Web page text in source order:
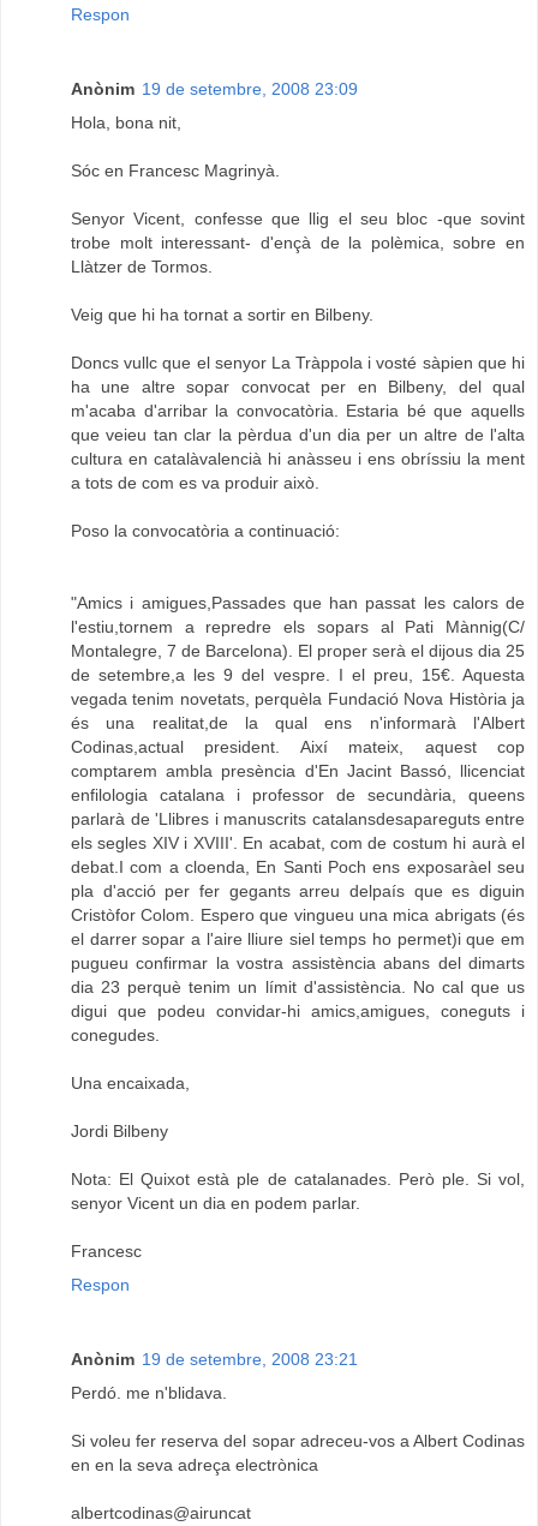
Respon
Anònim 19 de setembre, 2008 23:09
Hola, bona nit,
Sóc en Francesc Magrinyà.
Senyor Vicent, confesse que llig el seu bloc -que sovint
trobe molt interessant- d'ençà de la polèmica, sobre en
Llàtzer de Tormos.
Veig que hi ha tornat a sortir en Bilbeny.
Doncs vullc que el senyor La Tràppola i vosté sàpien que hi
ha une altre sopar convocat per en Bilbeny, del qual
m'acaba d'arribar la convocatòria. Estaria bé que aquells
que veieu tan clar la pèrdua d'un dia per un altre de l'alta
cultura en catalàvalencià hi anàsseu i ens obríssiu la ment
a tots de com es va produir això.
Poso la convocatòria a continuació:
"Amics i amigues,Passades que han passat les calors de
l'estiu,tornem a repredre els sopars al Pati Mànnig(C/
Montalegre, 7 de Barcelona). El proper serà el dijous dia 25
de setembre,a les 9 del vespre. I el preu, 15€. Aquesta
vegada tenim novetats, perquèla Fundació Nova Història ja
és una realitat,de la qual ens n'informarà l'Albert
Codinas,actual president. Així mateix, aquest cop
comptarem ambla presència d'En Jacint Bassó, llicenciat
enfilologia catalana i professor de secundària, queens
parlarà de 'Llibres i manuscrits catalansdesapareguts entre
els segles XIV i XVIII'. En acabat, com de costum hi aurà el
debat.I com a cloenda, En Santi Poch ens exposaràel seu
pla d'acció per fer gegants arreu delpaís que es diguin
Cristòfor Colom. Espero que vingueu una mica abrigats (és
el darrer sopar a l'aire lliure siel temps ho permet)i que em
pugueu confirmar la vostra assistència abans del dimarts
dia 23 perquè tenim un límit d'assistència. No cal que us
digui que podeu convidar-hi amics,amigues, coneguts i
conegudes.
Una encaixada,
Jordi Bilbeny
Nota: El Quixot està ple de catalanades. Però ple. Si vol,
senyor Vicent un dia en podem parlar.
Francesc
Respon
Anònim 19 de setembre, 2008 23:21
Perdó. me n'blidava.
Si voleu fer reserva del sopar adreceu-vos a Albert Codinas
en en la seva adreça electrònica
albertcodinas@airuncat